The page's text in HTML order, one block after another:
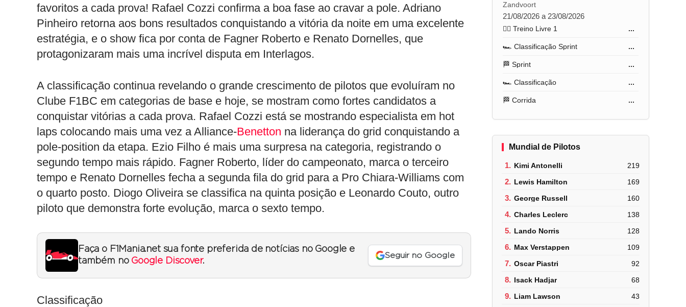
favoritos a cada prova! Rafael Cozzi confirma a boa fase ao cravar a pole. Adriano
Pinheiro retorna aos bons resultados conquistando a vitória da noite em uma excelente
estratégia, e o show fica por conta de Fagner Roberto e Renato Dornelles, que
protagonizaram mais uma incrível disputa em Interlagos.
A classificação continua revelando o grande crescimento de pilotos que evoluíram no
Clube F1BC em categorias de base e hoje, se mostram como fortes candidatos a
conquistar vitórias a cada prova. Rafael Cozzi está se mostrando especialista em hot
laps colocando mais uma vez a Alliance-Benetton na liderança do grid conquistando a
pole-position da etapa. Ezio Filho é mais uma surpresa na categoria, registrando o
segundo tempo mais rápido. Fagner Roberto, líder do campeonato, marca o terceiro
tempo e Renato Dornelles fecha a segunda fila do grid para a Pro Chiara-Williams com
o quarto posto. Diogo Oliveira se classifica na quinta posição e Leonardo Couto, outro
piloto que demonstra forte evolução, marca o sexto tempo.
Faça o F1Mania.net sua fonte preferida de notícias no Google e
também no Google Discover.
Seguir no Google
Classificação
Zandvoort
21/08/2026 a 23/08/2026
🏋️‍♂️ Treino Livre 1 ...
🏎️ Classificação Sprint ...
🏁 Sprint ...
🏎️ Classificação ...
🏁 Corrida ...
Mundial de Pilotos
1. Kimi Antonelli 219
2. Lewis Hamilton 169
3. George Russell 160
4. Charles Leclerc 138
5. Lando Norris 128
6. Max Verstappen 109
7. Oscar Piastri 92
8. Isack Hadjar 68
9. Liam Lawson 43